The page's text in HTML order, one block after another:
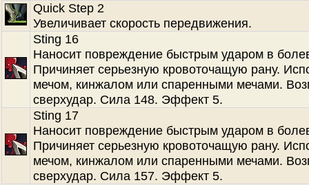
Quick Step 2
Увеличивает скорость передвижения.
Sting 16
Наносит повреждение быстрым ударом в
Причиняет серьезную кровоточащую рану.
мечом, кинжалом или спаренными мечами.
сверхудар. Сила 148. Эффект 5.
Sting 17
Наносит повреждение быстрым ударом в
Причиняет серьезную кровоточащую рану.
мечом, кинжалом или спаренными мечами.
сверхудар. Сила 157. Эффект 5.